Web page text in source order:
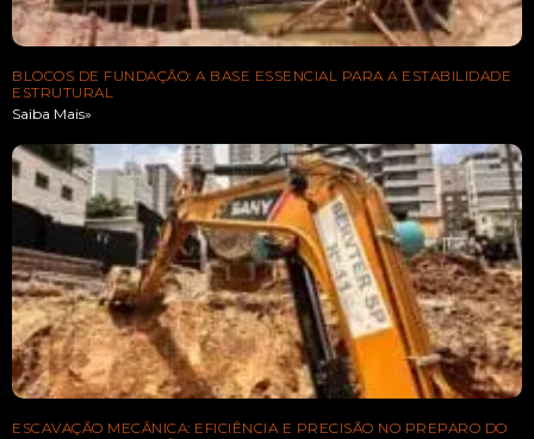
BLOCOS DE FUNDAÇÃO: A BASE ESSENCIAL PARA A ESTABILIDADE
ESTRUTURAL
Saiba Mais»
ESCAVAÇÃO MECÂNICA: EFICIÊNCIA E PRECISÃO NO PREPARO DO